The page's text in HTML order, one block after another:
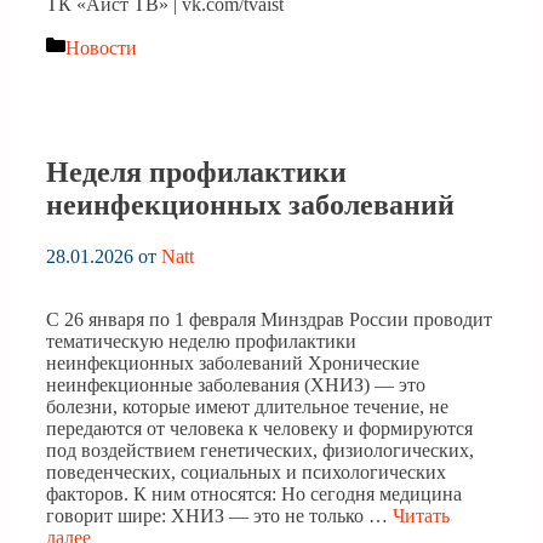
ТК «Аист ТВ» | vk.com/tvaist
Рубрики
Новости
Неделя профилактики
неинфекционных заболеваний
28.01.2026 от Natt
С 26 января по 1 февраля Минздрав России проводит
тематическую неделю профилактики
неинфекционных заболеваний Хронические
неинфекционные заболевания (ХНИЗ) — это
болезни, которые имеют длительное течение, не
передаются от человека к человеку и формируются
под воздействием генетических, физиологических,
поведенческих, социальных и психологических
факторов. К ним относятся: Но сегодня медицина
говорит шире: ХНИЗ — это не только … Читать
далее